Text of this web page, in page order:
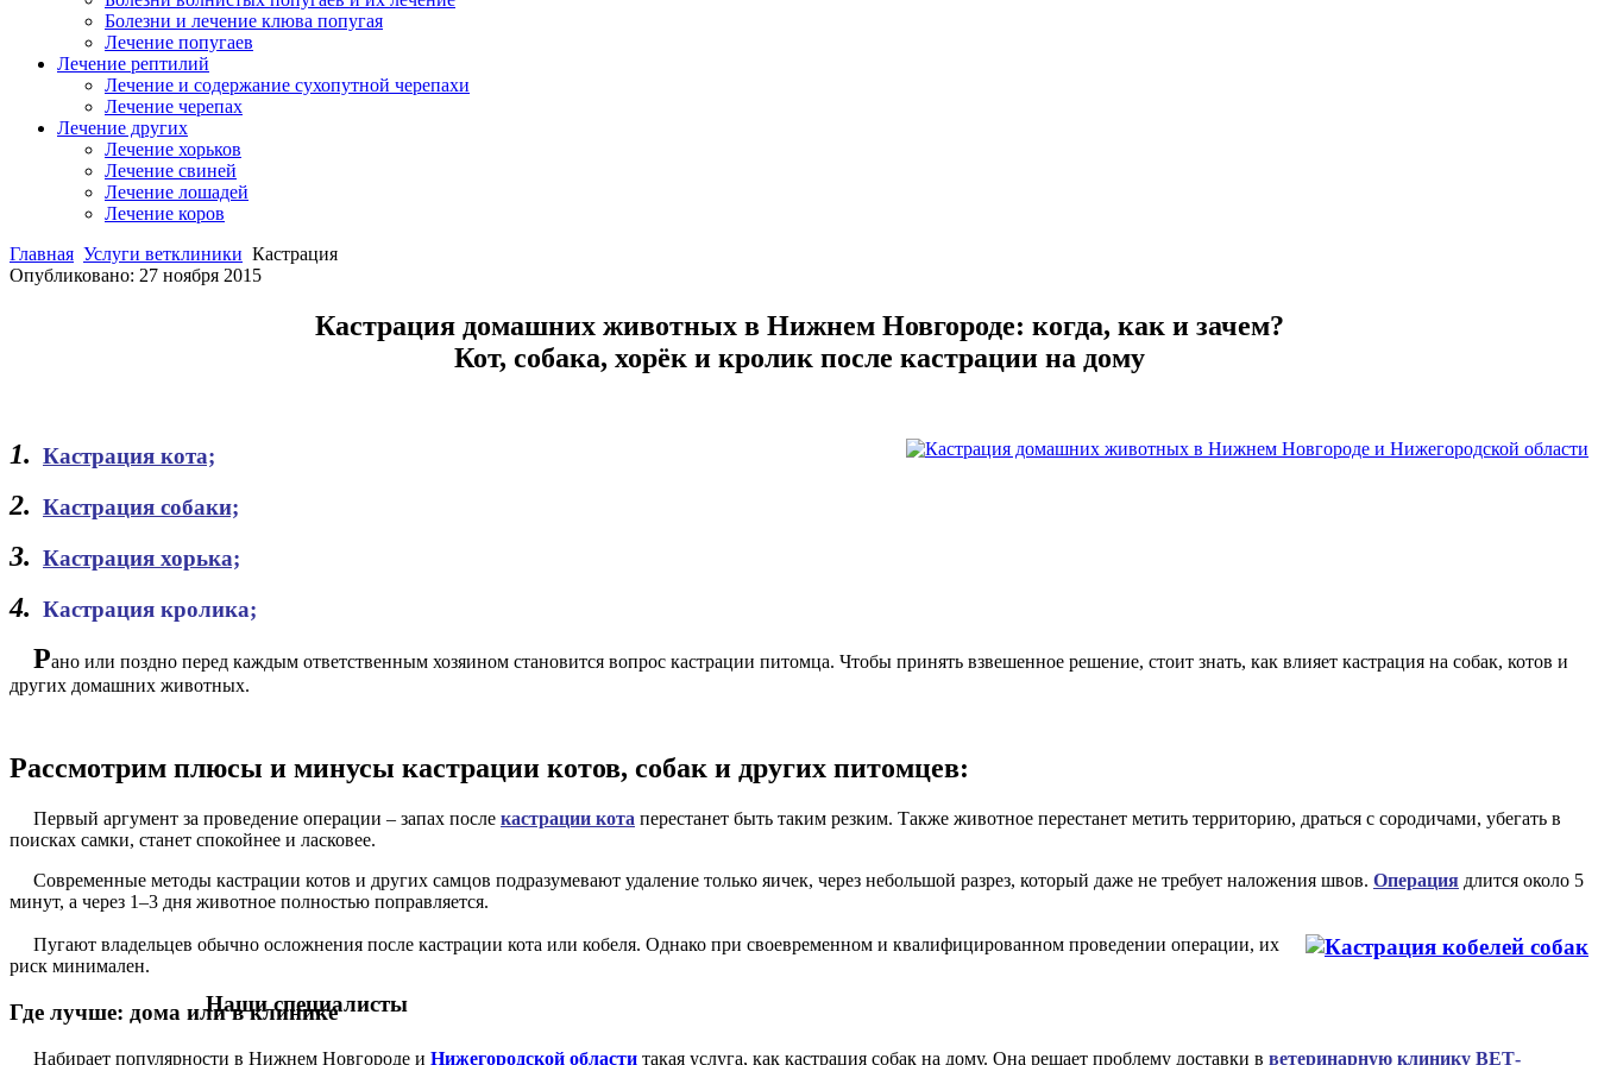
Болезни и лечение клюва попугая
Лечение попугаев
Лечение рептилий
Лечение и содержание сухопутной черепахи
Лечение черепах
Лечение других
Лечение хорьков
Лечение свиней
Лечение лошадей
Лечение коров
Главная Услуги ветклиники Кастрация
Опубликовано: 27 ноября 2015
Кастрация домашних животных в Нижнем Новгороде: когда, как и зачем?
Кот, собака, хорёк и кролик после кастрации на дому
1. Кастрация кота;
2. Кастрация собаки;
3. Кастрация хорька;
4. Кастрация кролика;
Рано или поздно перед каждым ответственным хозяином становится вопрос кастрации питомца. Чтобы принять взвешенное решение, стоит знать, как влияет кастрация на собак, котов и
других домашних животных.
Рассмотрим плюсы и минусы кастрации котов, собак и других питомцев:
Первый аргумент за проведение операции – запах после кастрации кота перестанет быть таким резким. Также животное перестанет метить территорию, драться с сородичами, убегать в
поисках самки, станет спокойнее и ласковее.
Современные методы кастрации котов и других самцов подразумевают удаление только яичек, через небольшой разрез, который даже не требует наложения швов. Операция длится около 5
минут, а через 1–3 дня животное полностью поправляется.
Пугают владельцев обычно осложнения после кастрации кота или кобеля. Однако при своевременном и квалифицированном проведении операции, их
риск минимален.
Где лучше: дома или в клинике
Набирает популярности в Нижнем Новгороде и Нижегородской области такая услуга, как кастрация собак на дому. Она решает проблему доставки в ветеринарную клинику ВЕТ-
Наши специалисты